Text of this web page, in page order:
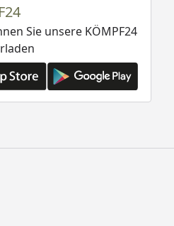
Sie unsere KÖMPF24